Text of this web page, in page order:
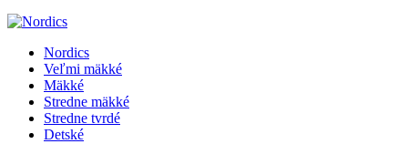
Nordics
Veľmi mäkké
Mäkké
Stredne mäkké
Stredne tvrdé
Detské